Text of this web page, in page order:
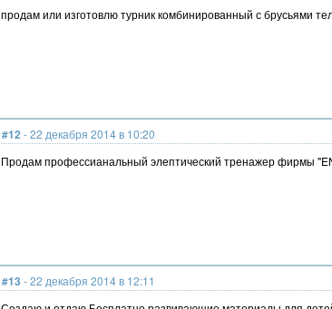
продам или изготовлю турник комбинированный с брусьями
#12 - 22 декабря 2014 в 10:20
Продам профессианальный элептический тренажер фирмы
#13 - 22 декабря 2014 в 12:11